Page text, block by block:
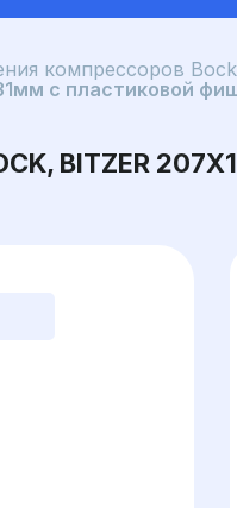
компрессоров
с пластиковой
BITZER